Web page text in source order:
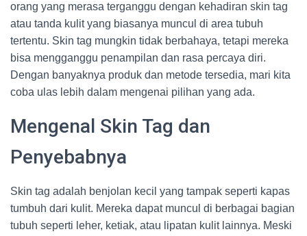
orang yang merasa terganggu dengan kehadiran skin tag
atau tanda kulit yang biasanya muncul di area tubuh
tertentu. Skin tag mungkin tidak berbahaya, tetapi mereka
bisa mengganggu penampilan dan rasa percaya diri.
Dengan banyaknya produk dan metode tersedia, mari kita
coba ulas lebih dalam mengenai pilihan yang ada.
Mengenal Skin Tag dan
Penyebabnya
Skin tag adalah benjolan kecil yang tampak seperti kapas
tumbuh dari kulit. Mereka dapat muncul di berbagai bagian
tubuh seperti leher, ketiak, atau lipatan kulit lainnya. Meski